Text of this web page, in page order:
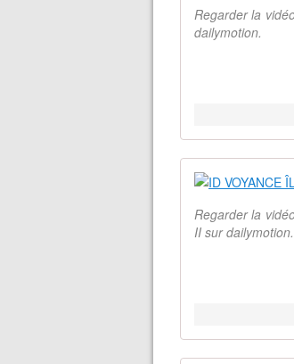
Regarder la
dailymotion.
Regarder la
II sur dailymotion.